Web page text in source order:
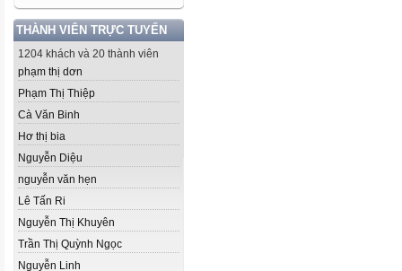
THÀNH VIÊN TRỰC TUYẾN
1204 khách và 20 thành viên
phạm thị dơn
Phạm Thị Thiệp
Cà Văn Binh
Hơ thị bia
Nguyễn Diệu
nguyễn văn hẹn
Lê Tấn Ri
Nguyễn Thị Khuyên
Trần Thị Quỳnh Ngọc
Nguyễn Linh